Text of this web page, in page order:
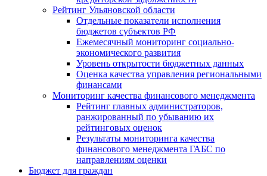
Рейтинг Ульяновской области
Отдельные показатели исполнения
бюджетов субъектов РФ
Ежемесячный мониторинг социально-
экономического развития
Уровень открытости бюджетных данных
Оценка качества управления региональными
финансами
Мониторинг качества финансового менеджмента
Рейтинг главных администраторов,
ранжированный по убыванию их
рейтинговых оценок
Результаты мониторинга качества
финансового менеджмента ГАБС по
направлениям оценки
Бюджет для граждан